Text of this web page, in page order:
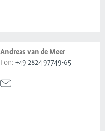
Andreas van de Meer
Fon: +49 2824 97749-65